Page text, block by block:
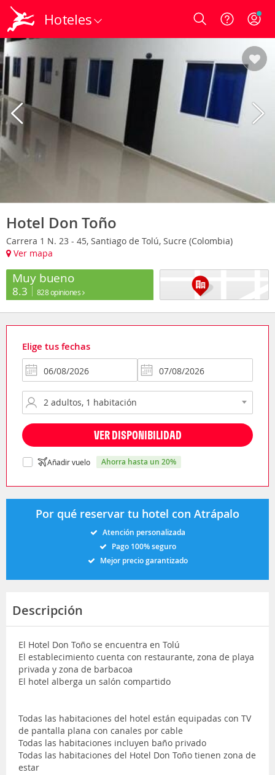
Hoteles Login
Hotel Don Toño
Carrera 1 N. 23 - 45, Santiago de Tolú, Sucre (Colombia)
Ver mapa
Muy bueno
8.3 828 opiniones
Elige tus fechas
VER DISPONIBILIDAD
Añadir vuelo ahorra hasta un 20%
Por qué reservar tu hotel con Atrápalo
Atención personalizada
Pago 100% seguro
Mejor precio garantizado
Descripción
El Hotel Don Toño se encuentra en Tolú
El establecimiento cuenta con restaurante, zona de playa
privada y zona de barbacoa
El hotel alberga un salón compartido
Todas las habitaciones del hotel están equipadas con TV
de pantalla plana con canales por cable
Todas las habitaciones incluyen baño privado
Todas las habitaciones del Hotel Don Toño tienen zona de
estar